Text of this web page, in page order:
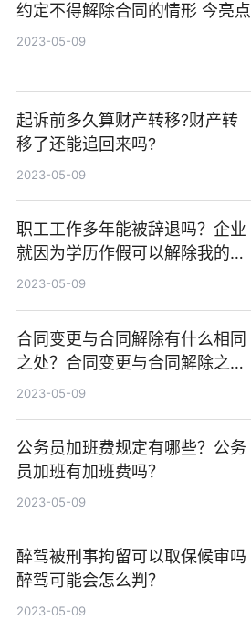
约定不得解除合同的情形 今亮点
2023-05-09
起诉前多久算财产转移?财产转
移了还能追回来吗?
2023-05-09
职工工作多年能被辞退吗？企业
就因为学历作假可以解除我的劳
动合同吗？
2023-05-09
合同变更与合同解除有什么相同
之处？合同变更与合同解除之间
的区别有哪些？
2023-05-09
公务员加班费规定有哪些？公务
员加班有加班费吗？
2023-05-09
醉驾被刑事拘留可以取保候审吗
醉驾可能会怎么判？
2023-05-09